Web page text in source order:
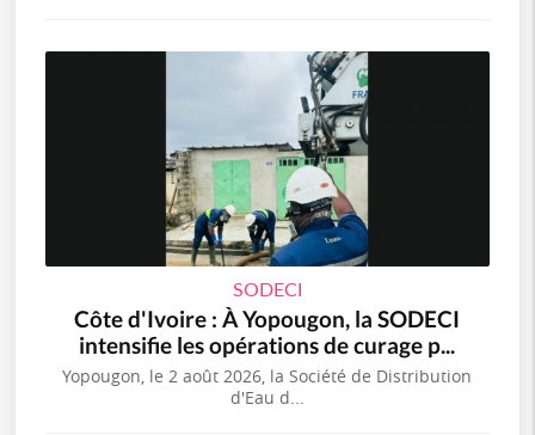
SODECI
Côte d'Ivoire : À Yopougon, la SODECI
intensifie les opérations de curage p...
Yopougon, le 2 août 2026, la Société de Distribution
d'Eau d...